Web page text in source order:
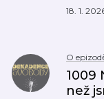
18. 1.
O
1009
než